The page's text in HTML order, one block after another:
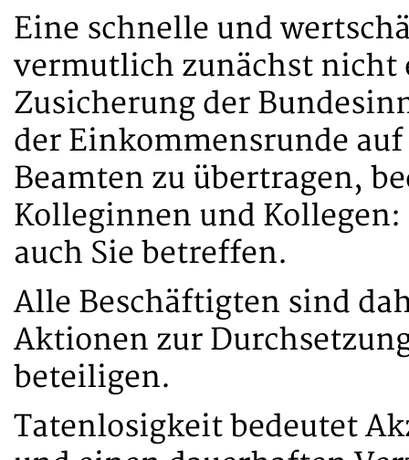
Eine schnelle und
vermutlich zunächst nicht
Zusicherung der
der Einkommensrunde
Beamten zu übertragen,
Kolleginnen und
auch Sie betreffen.
Alle Beschäftigten sind
Aktionen zur
beteiligen.
Tatenlosigkeit bedeutet